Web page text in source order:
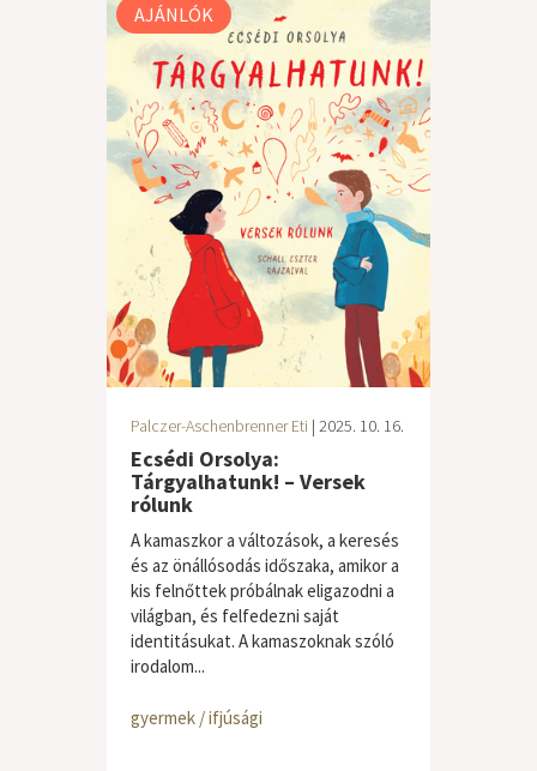
AJÁNLÓK
Palczer-Aschenbrenner Eti | 2025. 10. 16.
Ecsédi Orsolya:
Tárgyalhatunk! – Versek
rólunk
A kamaszkor a változások, a keresés
és az önállósodás időszaka, amikor a
kis felnőttek próbálnak eligazodni a
világban, és felfedezni saját
identitásukat. A kamaszoknak szóló
irodalom...
gyermek / ifjúsági